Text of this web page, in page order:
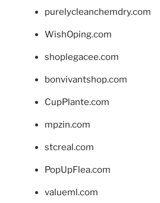
purelycleanchemdry.com
WishOping.com
shoplegacee.com
bonvivantshop.com
CupPlante.com
mpzin.com
stcreal.com
PopUpFlea.com
valueml.com